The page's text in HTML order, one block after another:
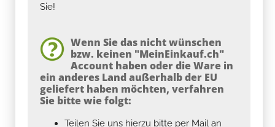
Sie!
Wenn Sie das nicht wünschen
bzw. keinen "MeinEinkauf.ch"
Account haben oder die Ware in
ein anderes Land außerhalb der EU
geliefert haben möchten, verfahren
Sie bitte wie folgt:
Teilen Sie uns hierzu bitte per Mail an